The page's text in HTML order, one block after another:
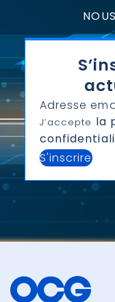
J’accepte la
S'inscrire